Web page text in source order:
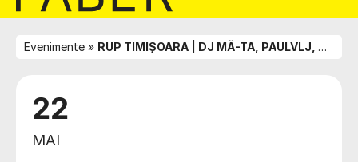
Evenimente RUP TIMIȘOARA | DJ MĂ-TA, PAULVLJ, SAR.CASM, PARANIKO
22
MAI